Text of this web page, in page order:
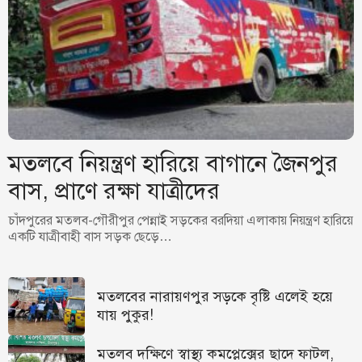
মতলবে নিয়ন্ত্রণ হারিয়ে বাগানে জৈনপুর
বাস, প্রাণে রক্ষা যাত্রীদের
চাঁদপুরের মতলব-গৌরীপুর পেন্নাই সড়কের বরদিয়া এলাকায় নিয়ন্ত্রণ হারিয়ে
একটি যাত্রীবাহী বাস সড়ক ছেড়ে…
মতলবের নারায়ণপুর সড়কে বৃষ্টি এলেই হয়ে
যায় পুকুর!
মতলব দক্ষিণে স্বাস্থ্য কমপ্লেক্সের ছাদে ফাটল,